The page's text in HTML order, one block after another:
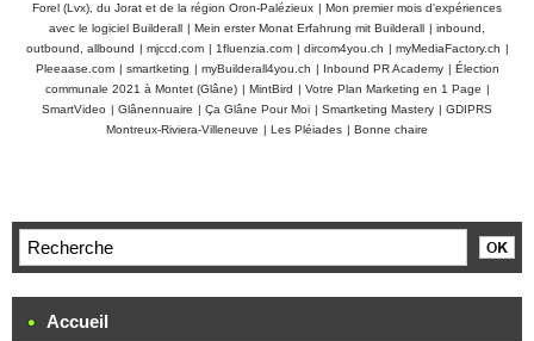
Forel (Lvx), du Jorat et de la région Oron-Palézieux
Mon premier mois d'expériences
avec le logiciel Builderall
Mein erster Monat Erfahrung mit Builderall
inbound,
outbound, allbound
mjccd.com 1fluenzia.com dircom4you.ch myMediaFactory.ch
Pleeaase.com
smartketing myBuilderall4you.ch Inbound PR Academy
Élection
communale 2021 à Montet (Glâne)
MintBird Votre Plan Marketing en 1 Page
SmartVideo
Glânennuaire Ça Glâne Pour Moi Smartketing Mastery
GDIPRS
Montreux-Riviera-Villeneuve
Les Pléiades Bonne chaire
Accueil